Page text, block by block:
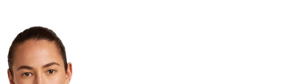
３．安心：先確認商品／服務後，再付款。
【「AFTEE先享後付」結帳流程】
１．於結帳方式選擇「AFTEE先享後付」後，將跳轉至「AFTEE先享後
付」結帳頁面，進行簡訊認證並確認金額後，即可完成結帳。
２．訂單成立數日內，您將收到繳費通知簡訊。
全家付款取貨
每筆NT$60，滿NT$1,000(含以上)免運費
付款後全家取貨
每筆NT$60，滿NT$1,000(含以上)免運費